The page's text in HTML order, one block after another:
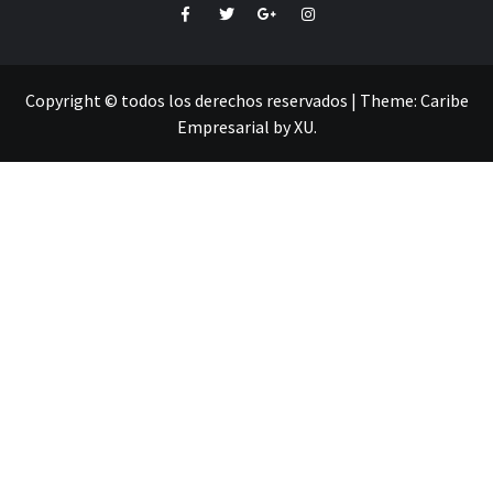
FacebookTwitterGoogle+Instagram
Copyright © todos los derechos reservados | Theme: Caribe
Empresarial byXU.